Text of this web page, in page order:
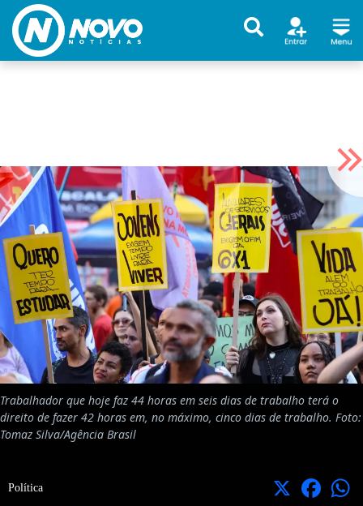
Trabalhador que hoje faz 44 horas em seis dias de trabalho terá o
direito de fazer 42 horas em, no máximo, cinco dias de trabalho. Foto:
Tomaz Silva/Agência Brasil
Política X Facebook